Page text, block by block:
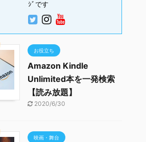
ｼﾞです
お役立ち
Amazon Kindle
Unlimited本を一発検索
【読み放題】
2020/6/30
映画・舞台